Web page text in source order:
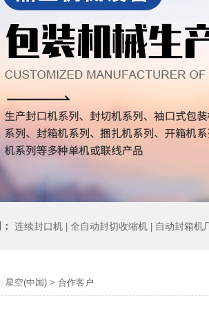
连续封口机 全自动封切收缩机 自动封箱机
星空(中国) > 合作客户